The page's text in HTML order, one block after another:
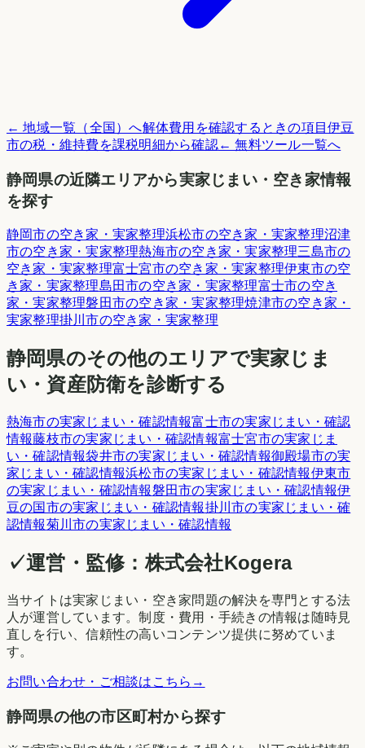
← 地域一覧（全国）へ解体費用を確認するときの項目伊豆
市の税・維持費を課税明細から確認← 無料ツール一覧へ
静岡県の近隣エリアから実家じまい・空き家情報
を探す
静岡市の空き家・実家整理浜松市の空き家・実家整理沼津
市の空き家・実家整理熱海市の空き家・実家整理三島市の
空き家・実家整理富士宮市の空き家・実家整理伊東市の空
き家・実家整理島田市の空き家・実家整理富士市の空き
家・実家整理磐田市の空き家・実家整理焼津市の空き家・
実家整理掛川市の空き家・実家整理
静岡県のその他のエリアで実家じま
い・資産防衛を診断する
熱海市の実家じまい・確認情報富士市の実家じまい・確認
情報藤枝市の実家じまい・確認情報富士宮市の実家じま
い・確認情報袋井市の実家じまい・確認情報御殿場市の実
家じまい・確認情報浜松市の実家じまい・確認情報伊東市
の実家じまい・確認情報磐田市の実家じまい・確認情報伊
豆の国市の実家じまい・確認情報掛川市の実家じまい・確
認情報菊川市の実家じまい・確認情報
✓運営・監修：株式会社Kogera
当サイトは実家じまい・空き家問題の解決を専門とする法
人が運営しています。制度・費用・手続きの情報は随時見
直しを行い、信頼性の高いコンテンツ提供に努めていま
す。
お問い合わせ・ご相談はこちら →
静岡県の他の市区町村から探す